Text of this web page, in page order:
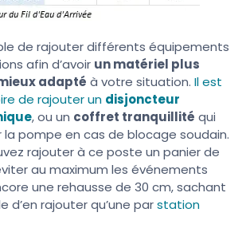
de rajouter différents équipements
afin d’avoir un matériel plus
adapté à votre situation. Il est
de rajouter un disjoncteur
, ou un coffret tranquillité qui
pompe en cas de blocage soudain.
rajouter à ce poste un panier de
au maximum les événements
une rehausse de 30 cm, sachant
d’en rajouter qu’une parstation